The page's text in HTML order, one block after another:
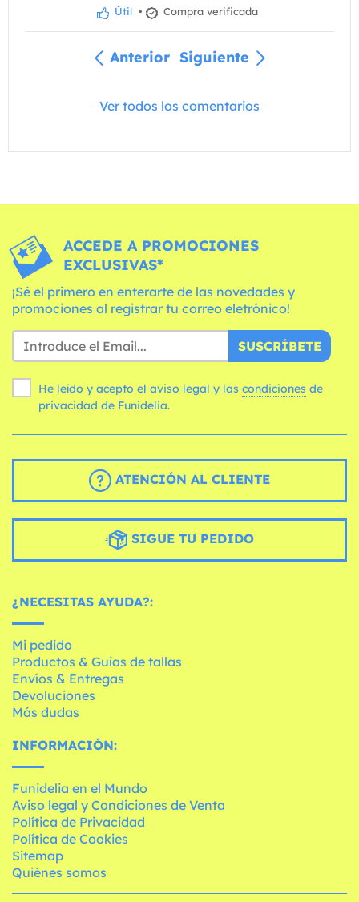
Útil • Compra verificada
Anterior Siguiente
Ver todos los comentarios
ACCEDE A PROMOCIONES
EXCLUSIVAS*
¡Sé el primero en enterarte de las novedades y
promociones al registrar tu correo eletrónico!
SUSCRÍBETE
He leído y acepto el aviso legal y las condiciones
privacidad de Funidelia.
ATENCIÓN AL CLIENTE
SIGUE TU PEDIDO
¿NECESITAS AYUDA?:
Mi pedido
Productos & Guías de tallas
Envíos & Entregas
Devoluciones
Más dudas
INFORMACIÓN:
Funidelia en el Mundo
Aviso legal y Condiciones de Venta
Política de Privacidad
Política de Cookies
Sitemap
Quiénes somos